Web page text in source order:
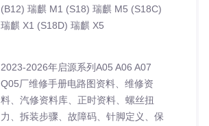
(B12) 瑞麒 M1 (S18) 瑞麒 M5 (S18C)
瑞麒 X1 (S18D) 瑞麒 X5
2023-2026年启源系列A05 A06 A07
Q05厂维修手册电路图资料、维修资
料、汽修资料库、正时资料、螺丝扭
力、拆装步骤、故障码、针脚定义、保